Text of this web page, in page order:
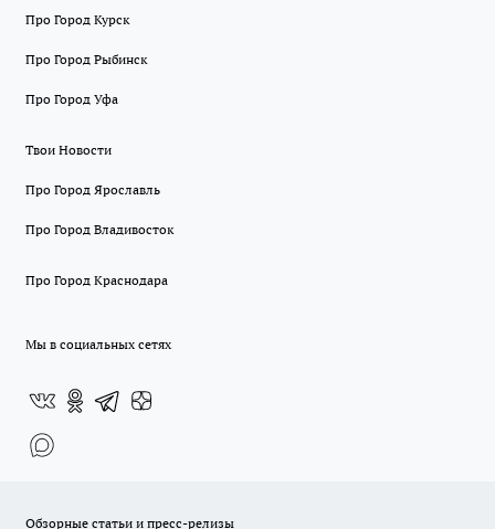
Про Город Курск
Про Город Рыбинск
Про Город Уфа
Твои Новости
Про Город Ярославль
Про Город Владивосток
Про Город Краснодара
Мы в социальных сетях
Обзорные статьи и пресс-релизы